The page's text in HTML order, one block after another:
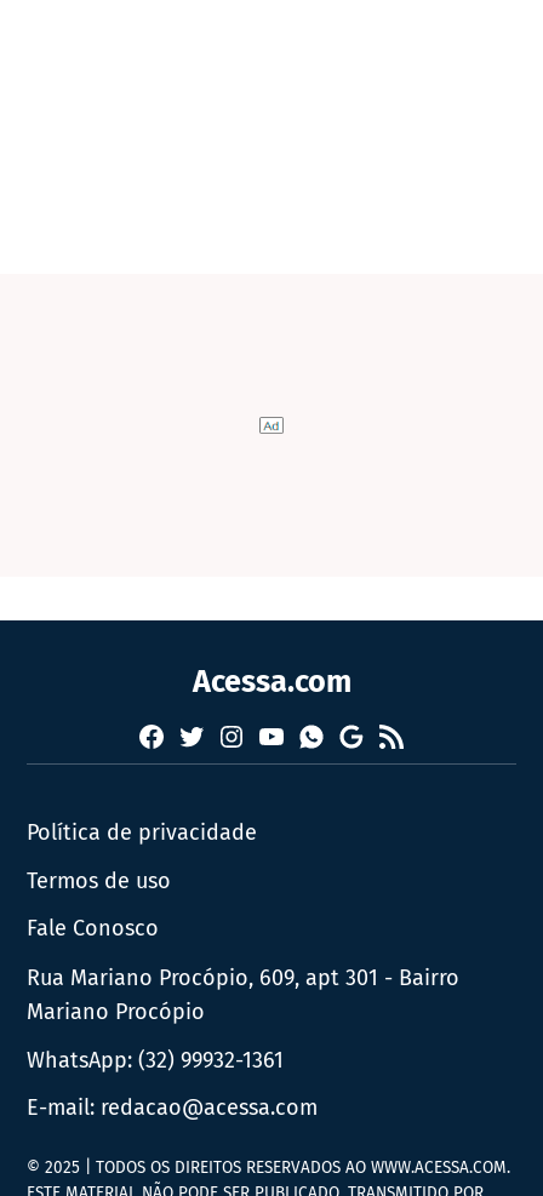
Acessa.com
Facebook
TwitterInstagram
YouTubeWhatsapp
Google
News
RSS
Política de privacidade
Termos de uso
Fale Conosco
Rua Mariano Procópio, 609, apt 301 - Bairro
Mariano Procópio
WhatsApp:(32) 99932-1361
E-mail: redacao@acessa.com
© 2025 | TODOS OS DIREITOS RESERVADOS AO WWW.ACESSA.COM.